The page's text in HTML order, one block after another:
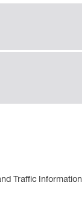
Traffic Information